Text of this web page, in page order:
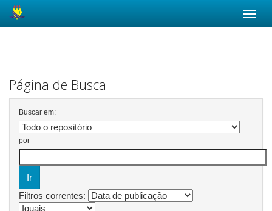
Página de Busca
Buscar em:
por
Filtros correntes: